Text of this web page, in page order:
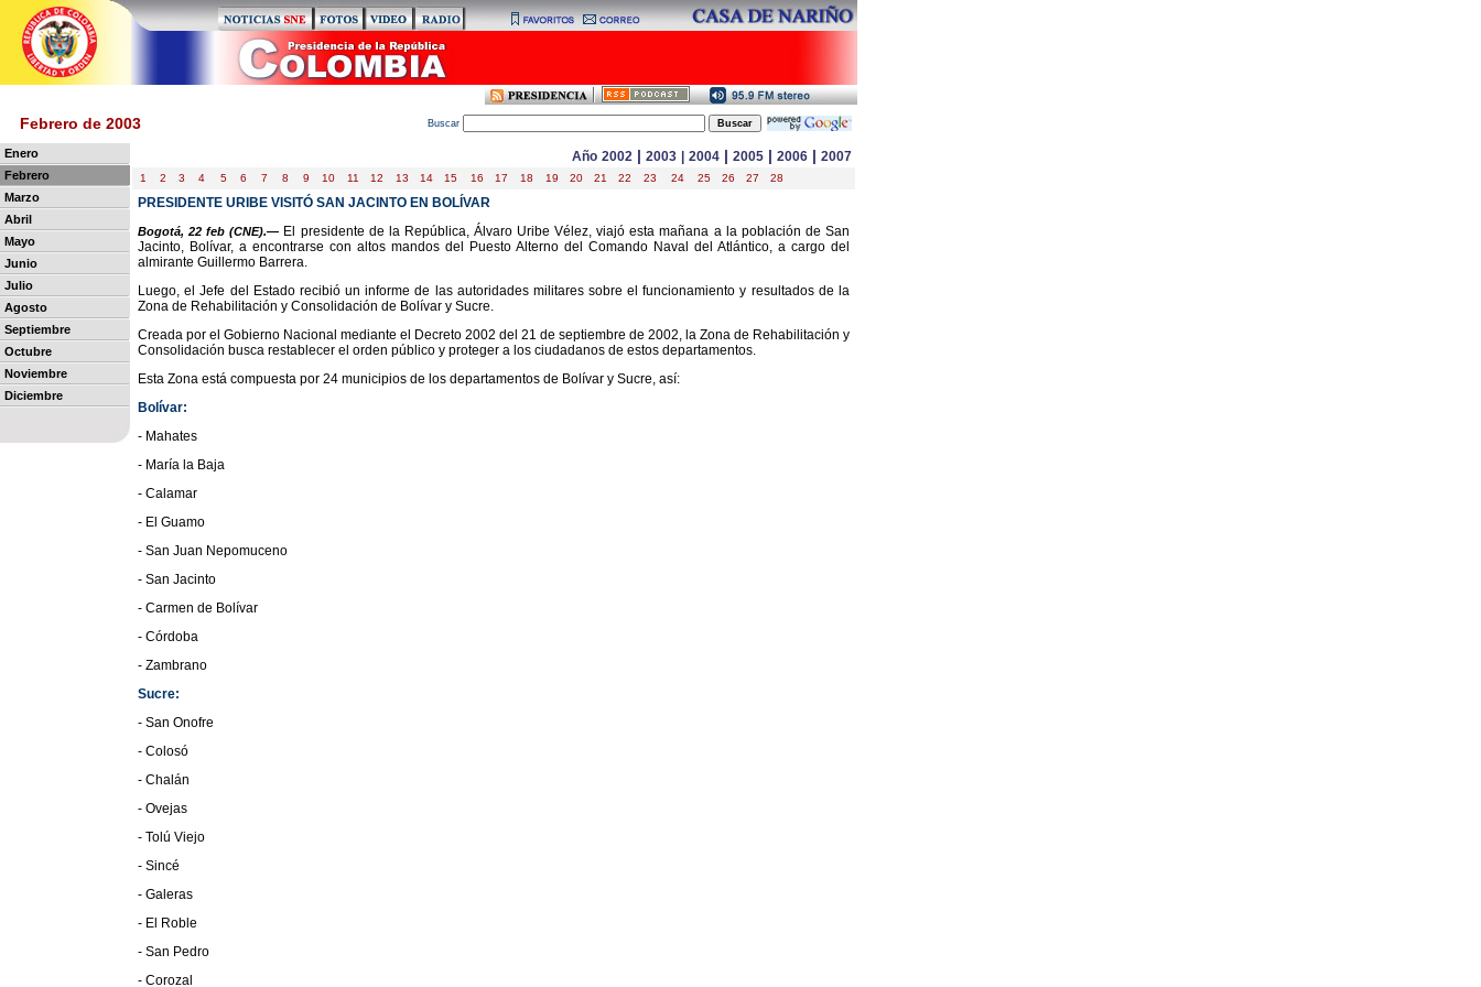
Febrero de 2003 Buscar
Enero
Febrero
Marzo
Abril
Mayo
Junio
Julio
Agosto
Septiembre
Octubre
Noviembre
Diciembre
Año 2002 | 2003 2004 | 2005 | 2006 | 2007
1 2 3 4 5 6 7 8 9 10 11 12 13 14 15 16 17 18 19 20 21 22 23 24 25 26 27 28
PRESIDENTE URIBE VISITÓ SAN JACINTO EN BOLÍVAR
Bogotá, 22 feb (CNE).— El presidente de la República, Álvaro Uribe Vélez, viajó esta mañana a la población de San
Jacinto, Bolívar, a encontrarse con altos mandos del Puesto Alterno del Comando Naval del Atlántico, a cargo del
almirante Guillermo Barrera.
Luego, el Jefe del Estado recibió un informe de las autoridades militares sobre el funcionamiento y resultados de la
Zona de Rehabilitación y Consolidación de Bolívar y Sucre.
Creada por el Gobierno Nacional mediante el Decreto 2002 del 21 de septiembre de 2002, la Zona de Rehabilitación y
Consolidación busca restablecer el orden público y proteger a los ciudadanos de estos departamentos.
Esta Zona está compuesta por 24 municipios de los departamentos de Bolívar y Sucre, así:
Bolívar:
- Mahates
- María la Baja
- Calamar
- El Guamo
- San Juan Nepomuceno
- San Jacinto
- Carmen de Bolívar
- Córdoba
- Zambrano
Sucre:
- San Onofre
- Colosó
- Chalán
- Ovejas
- Tolú Viejo
- Sincé
- Galeras
- El Roble
- San Pedro
- Corozal